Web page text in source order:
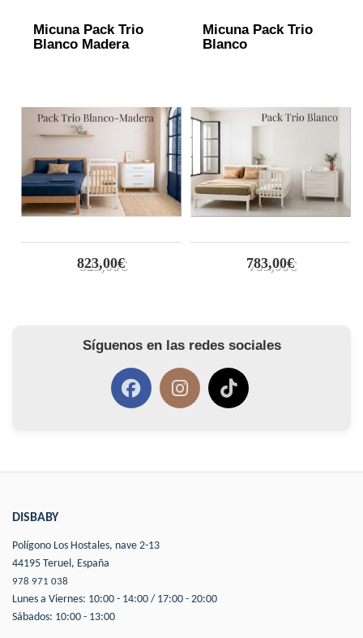
Micuna Pack Trio
Blanco Madera
823,00€
Micuna Pack Trio
Blanco
783,00€
Síguenos en las redes sociales
DISBABY
Polígono Los Hostales, nave 2-13
44195 Teruel, España
978 971 038
Lunes a Viernes: 10:00 - 14:00 / 17:00 - 20:00
Sábados: 10:00 - 13:00